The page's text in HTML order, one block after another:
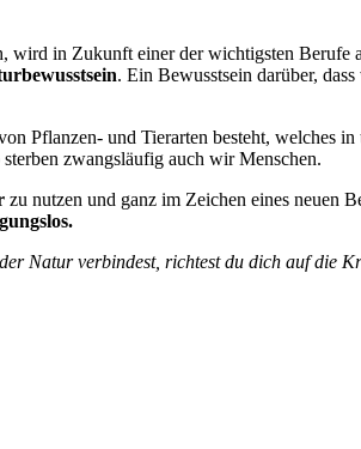
wird in Zukunft einer der wichtigsten Berufe
. Ein Bewusstsein darüber,
Pflanzen- und Tierarten besteht, welches
zwangsläufig auch wir Menschen.
zu nutzen und ganz im Zeichen eines neuen
Natur verbindest, richtest du dich auf die